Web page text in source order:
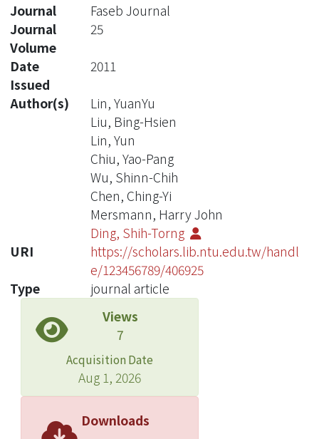
Journal
Faseb Journal
Journal
Volume
25
Date
Issued
2011
Author(s)
Lin, YuanYu
Liu, Bing-Hsien
Lin, Yun
Chiu, Yao-Pang
Wu, Shinn-Chih
Chen, Ching-Yi
Mersmann, Harry John
Ding, Shih-Torng
URI
https://scholars.lib.ntu.edu.tw/handl
e/123456789/406925
Type
journal article
Views
7
Acquisition Date
Aug 1, 2026
Downloads